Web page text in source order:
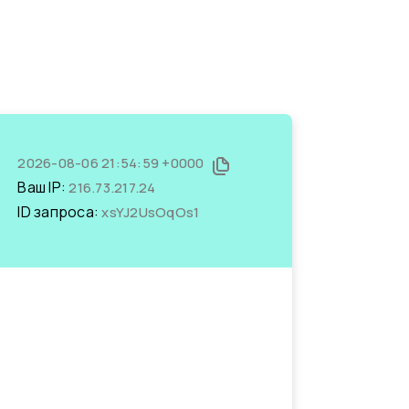
2026-08-06 21:54:59 +0000
Ваш IP:216.73.217.24
ID запроса:xsYJ2UsOqOs1